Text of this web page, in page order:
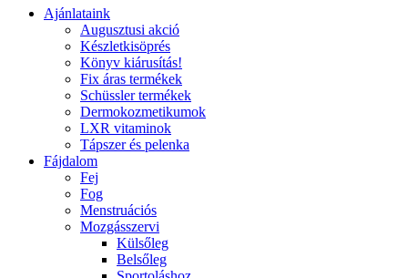
Ajánlataink
Augusztusi akció
Készletkisöprés
Könyv kiárusítás!
Fix áras termékek
Schüssler termékek
Dermokozmetikumok
LXR vitaminok
Tápszer és pelenka
Fájdalom
Fej
Fog
Menstruációs
Mozgásszervi
Külsőleg
Belsőleg